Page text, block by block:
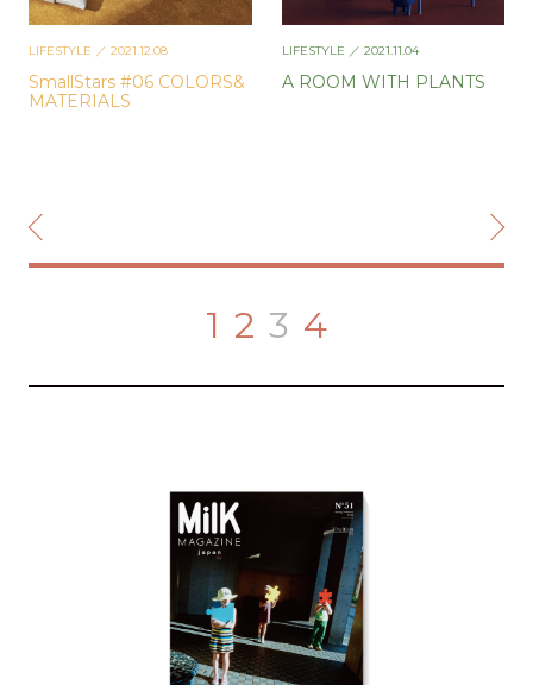
LIFESTYLE ／ 2021.12.08
SmallStars #06 COLORS&
MATERIALS
LIFESTYLE ／ 2021.11.04
A ROOM WITH PLANTS
1 2 3 4